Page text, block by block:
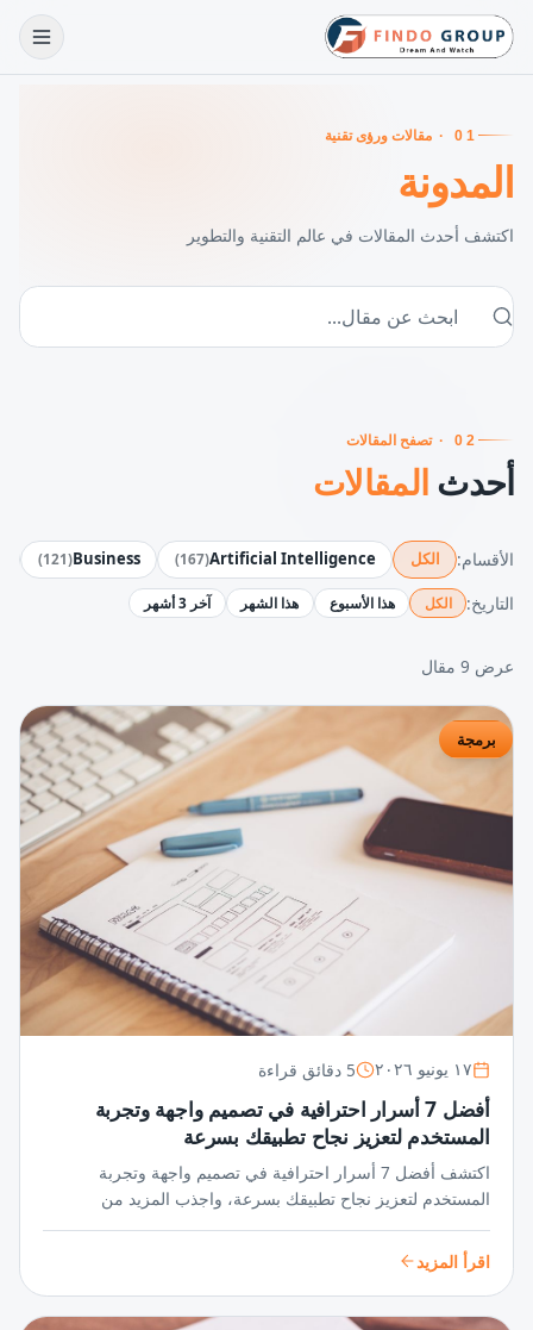
01
· مقالات ورؤى تقنية
المدونة
اكتشف أحدث المقالات في عالم التقنية والتطوير
02
·تصفح المقالات
أحدث المقالات
الأقسام: الكل Artificial Intelligence
(
167
)
Business
(
121
)
التاريخ: الكل هذا الأسبوع هذا الشهر آخر 3 أشهر
عرض 9 مقال
برمجة
١٧ يونيو ٢٠٢٦ 5 دقائق قراءة
أفضل 7 أسرار احترافية في تصميم واجهة وتجربة
المستخدم لتعزيز نجاح تطبيقك بسرعة
اكتشف أفضل 7 أسرار احترافية في تصميم واجهة وتجربة
المستخدم لتعزيز نجاح تطبيقك بسرعة، واجذب المزيد من
مستمرًا ورضا عالي.
اقرأ المزيد